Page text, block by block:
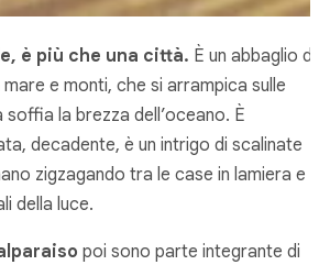
è più che una città. È un abbaglio di
e monti, che si arrampica sulle
la brezza dell’oceano. È
decadente, è un intrigo di scalinate
zigzagando tra le case in lamiera e i
della luce.
poi sono parte integrante di